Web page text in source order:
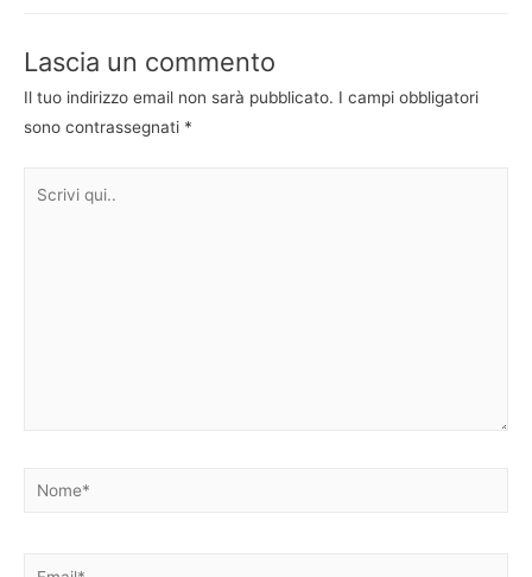
Lascia un commento
Il tuo indirizzo email non sarà pubblicato. I campi obbligatori
sono contrassegnati *
Nome*
Email*